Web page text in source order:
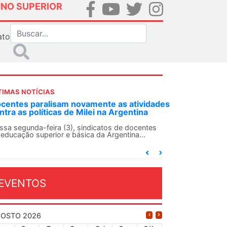
SUPERIOR
NOTÍCIAS
ANDES-SN convoca docentes para Dia de
Solidariedade Internacionalista com Cuba em
O ANDES-SN conclama suas seções sindicais e o
2026